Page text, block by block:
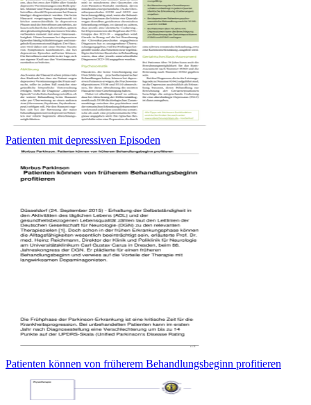
Patienten mit depressiven Episoden
Patienten können von früherem Behandlungsbeginn profitieren